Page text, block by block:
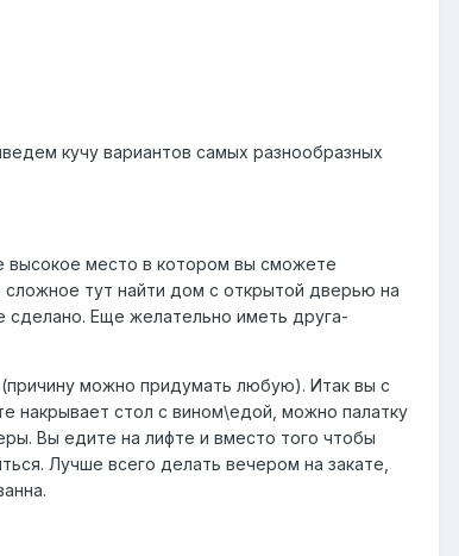
кучу вариантов самых разнообразных
высокое место в котором вы сможете
тут найти дом с открытой дверью на
сделано. Еще желательно иметь друга-
можно придумать любую). Итак вы с
накрывает стол с вином\едой, можно палатку
Вы едите на лифте и вместо того чтобы
Лучше всего делать вечером на закате,